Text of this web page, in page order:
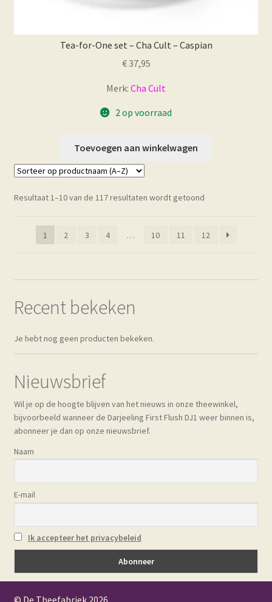
Tea-for-One set – Cha Cult – Caspian
€37,95
Merk: Cha Cult
2 op voorraad
Toevoegen aan winkelwagen
Resultaat 1–10 van de 117 resultaten wordt getoond
1 2 3 4 … 10 11 12
Recent bekeken
Je hebt nog geen producten bekeken.
Nieuwsbrief
Wil je op de hoogte blijven van het nieuws in onze theewinkel,
bijvoorbeeld wanneer de Darjeeling First Flush DJ1 weer binnen is,
abonneer je dan op onze nieuwsbrief.
Naam
E-mail
Ik accepteer het privacybeleid